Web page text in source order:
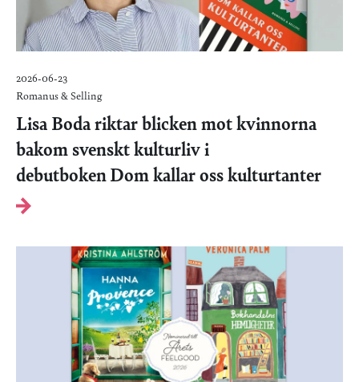
2026-06-23
Romanus & Selling
Lisa Boda riktar blicken mot kvinnorna
bakom svenskt kulturliv i
debutboken Dom kallar oss kulturtanter